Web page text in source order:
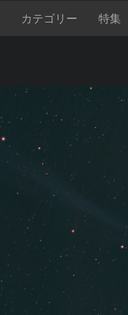
カテゴリー 特集